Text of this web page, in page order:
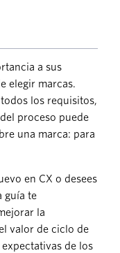
a sus
elegir marcas.
los requisitos,
proceso puede
una marca: para
en CX o desees
guía te
la
valor de ciclo de
de los